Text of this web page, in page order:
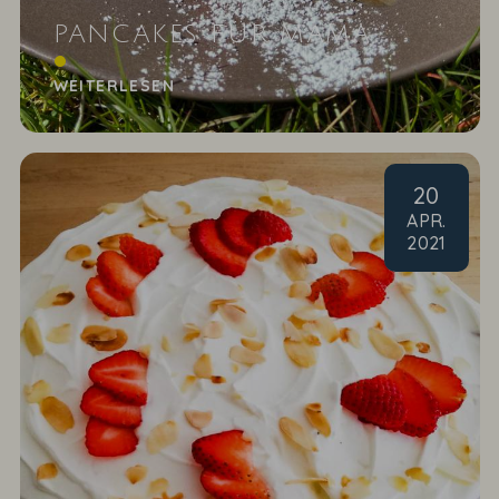
PANCAKES FÜR MAMA
Muttertagsfrühstück ans Bett
WEITERLESEN
20
APR.
2021